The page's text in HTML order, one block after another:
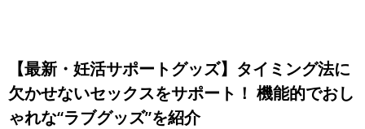
【最新・妊活サポートグッズ】タイミング法に
欠かせないセックスをサポート！ 機能的でおし
ゃれな“ラブグッズ”を紹介